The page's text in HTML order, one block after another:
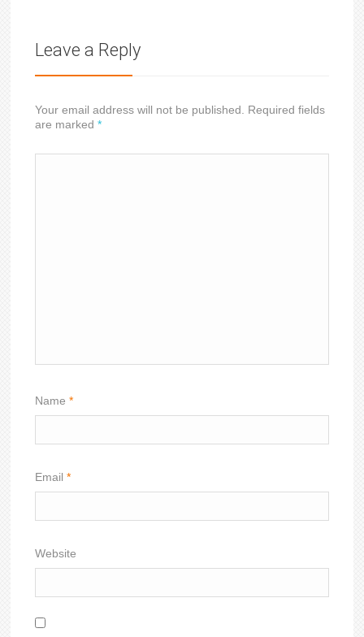
Leave a Reply
Your email address will not be published. Required fields
are marked*
Name*
Email*
Website